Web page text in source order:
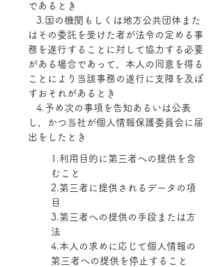
であるとき
3.国の機関もしくは地方公共団体また
はその委託を受けた者が法令の定める事
務を遂行することに対して協力する必要
がある場合であって，本人の同意を得る
ことにより当該事務の遂行に支障を及ぼ
すおそれがあるとき
4.予め次の事項を告知あるいは公表
し，かつ当社が個人情報保護委員会に届
出をしたとき
1.利用目的に第三者への提供を含
むこと
2.第三者に提供されるデータの項
目
3.第三者への提供の手段または方
法
4.本人の求めに応じて個人情報の
第三者への提供を停止すること